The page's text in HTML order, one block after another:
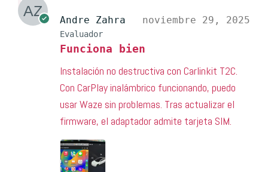
Andre Zahra
Evaluador
noviembre 29, 2025
Funciona bien
Instalación no destructiva con Carlinkit T2C.
Con CarPlay inalámbrico funcionando, puedo
usar Waze sin problemas. Tras actualizar el
firmware, el adaptador admite tarjeta SIM.